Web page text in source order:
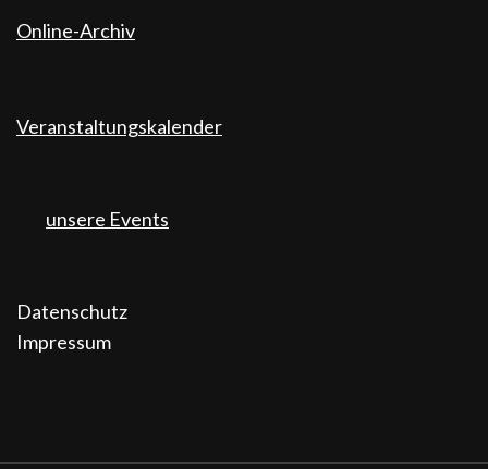
Online-Archiv
Veranstaltungskalender
unsere Events
Datenschutz
Impressum